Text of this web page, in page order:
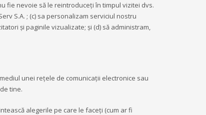
fie nevoie să le reintroduceți în timpul vizitei dvs.
S.A. ; (c) sa personalizam serviciul nostru
și paginile vizualizate; și (d) să administram,
unei rețele de comunicații electronice sau
tine.
alegerile pe care le faceți (cum ar fi